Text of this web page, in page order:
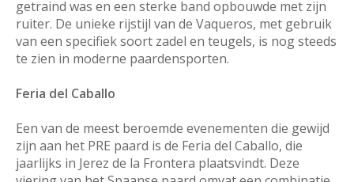
getraind was en een sterke band opbouwde met zijn
ruiter. De unieke rijstijl van de Vaqueros, met gebruik
van een specifiek soort zadel en teugels, is nog steeds
te zien in moderne paardensporten.
Feria del Caballo
Een van de meest beroemde evenementen die gewijd
zijn aan het PRE paard is de Feria del Caballo, die
jaarlijks in Jerez de la Frontera plaatsvindt. Deze